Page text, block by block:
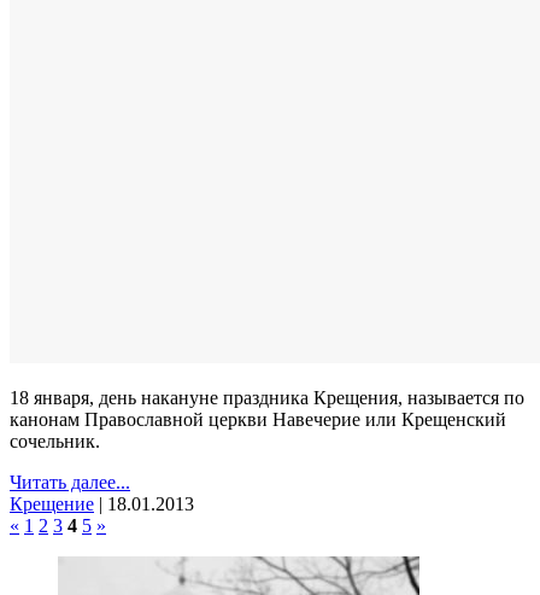
18 января, день накануне праздника Крещения, называется по
канонам Православной церкви Навечерие или Крещенский
сочельник.
Читать далее...
Крещение | 18.01.2013
« 1 2 3 4 5 »